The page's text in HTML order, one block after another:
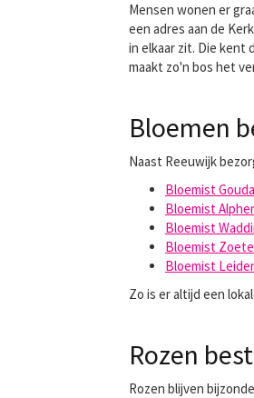
Mensen wonen er
een adres aan de
in elkaar zit. Die kent
maakt zo'n bos het
Bloemen
Naast Reeuwijk
Bloemist Gouda
Bloemist
Bloemist
Bloemist
Bloemist
Zo is er altijd een
Rozen
Rozen blijven